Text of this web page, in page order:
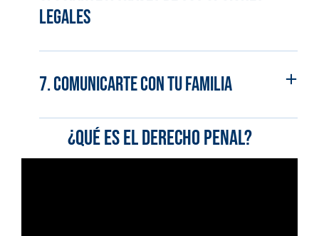
legales
7. Comunicarte con tu familia
¿Qué es el derecho penal?